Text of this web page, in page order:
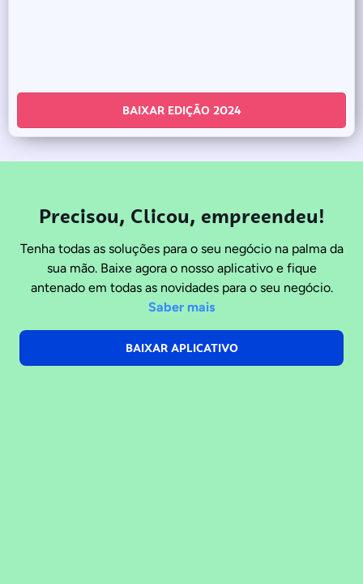
BAIXAR EDIÇÃO 2024
Precisou, Clicou, empreendeu!
Tenha todas as soluções para o seu negócio na palma da
sua mão. Baixe agora o nosso aplicativo e fique
antenado em todas as novidades para o seu negócio.
Saber mais
BAIXAR APLICATIVO